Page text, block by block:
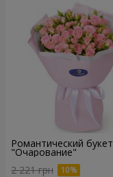
Романтический букет
"Очарование"
2 221 грн